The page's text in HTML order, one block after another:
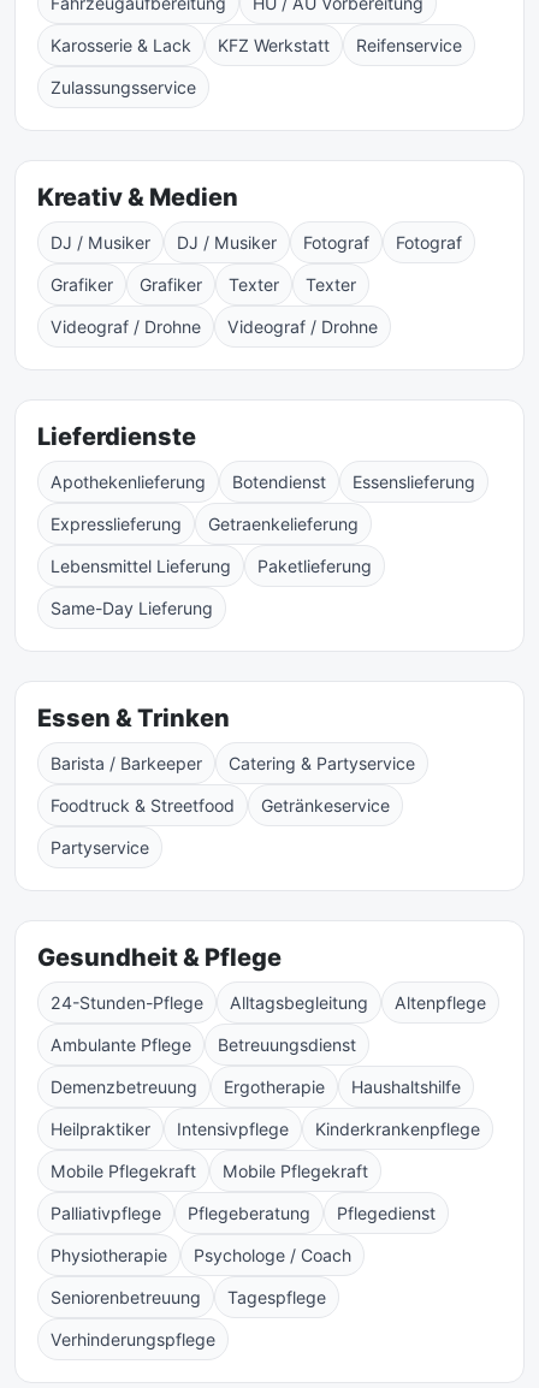
Karosserie & Lack KFZ Werkstatt Reifenservice
Zulassungsservice
Kreativ & Medien
DJ / Musiker DJ / Musiker Fotograf Fotograf
Grafiker Grafiker Texter Texter
Videograf / Drohne Videograf / Drohne
Lieferdienste
Apothekenlieferung Botendienst Essenslieferung
Expresslieferung Getraenkelieferung
Lebensmittel Lieferung Paketlieferung
Same-Day Lieferung
Essen & Trinken
Barista / Barkeeper Catering & Partyservice
Foodtruck & Streetfood Getränkeservice
Partyservice
Gesundheit & Pflege
24-Stunden-Pflege Alltagsbegleitung Altenpflege
Ambulante Pflege Betreuungsdienst
Demenzbetreuung Ergotherapie Haushaltshilfe
Heilpraktiker Intensivpflege Kinderkrankenpflege
Mobile Pflegekraft Mobile Pflegekraft
Palliativpflege Pflegeberatung Pflegedienst
Physiotherapie Psychologe / Coach
Seniorenbetreuung Tagespflege
Verhinderungspflege